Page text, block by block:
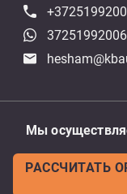
37251992006
Мы
РАССЧИТАТЬ